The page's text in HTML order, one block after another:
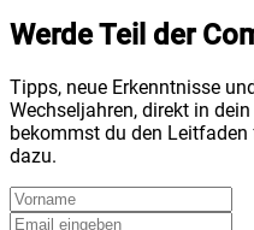
Werde Teil der
Tipps, neue Erkenntnisse
Wechseljahren, direkt in
bekommst du den
dazu.